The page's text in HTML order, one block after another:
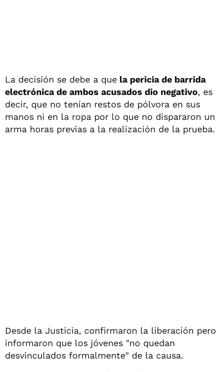
La decisión se debe a que la pericia de barrida
electrónica de ambos acusados dio negativo, es
decir, que no tenían restos de pólvora en sus
manos ni en la ropa por lo que no dispararon un
arma horas previas a la realización de la prueba.
Desde la Justicia, confirmaron la liberación pero
informaron que los jóvenes "no quedan
desvinculados formalmente" de la causa.